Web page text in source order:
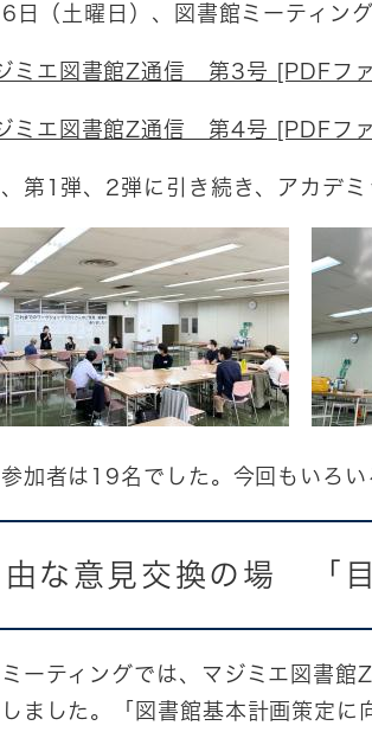
日（土曜日）、図書館ミーティン
ミエ図書館Z通信 第3号 [PDFフ
ミエ図書館Z通信 第4号 [PDFフ
第1弾、2弾に引き続き、アカデ
加者は19名でした。今回もいろい
由な意見交換の場 「
ーティングでは、マジミエ図書
ました。「図書館基本計画策定に